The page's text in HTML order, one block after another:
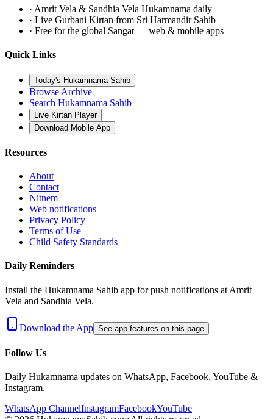
· Amrit Vela & Sandhia Vela Hukamnama daily
· Live Gurbani Kirtan from Sri Harmandir Sahib
· Free for the global Sangat — web & mobile apps
Quick Links
Today's Hukamnama Sahib
Browse Archive
Search Hukamnama Sahib
Live Kirtan Player
Download Mobile App
Resources
About
Contact
Nitnem
Web notifications
Privacy Policy
Terms of Use
Child Safety Standards
Daily Reminders
Install the Hukamnama Sahib app for push notifications at Amrit
Vela and Sandhia Vela.
Download the App See app features on this page
Follow Us
Daily Hukamnama updates on WhatsApp, Facebook, YouTube &
Instagram.
WhatsApp ChannelInstagramFacebookYouTube